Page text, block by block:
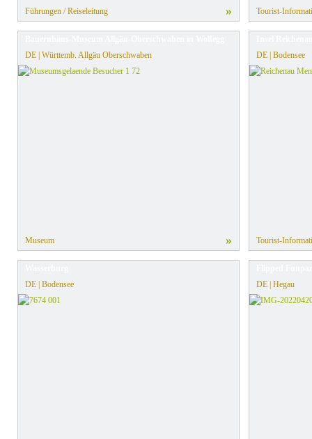
Führungen / Reiseleitung » Tourist-
DE | Württemb. Allgäu Oberschwaben
Museum »
DE | Bodensee
Tourist-
DE | Bodensee
DE | Hegau